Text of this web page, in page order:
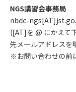
NGS講習会事務局
nbdc-
([AT]を @ にかえて
先メールアドレスを
※お問い合わせの前